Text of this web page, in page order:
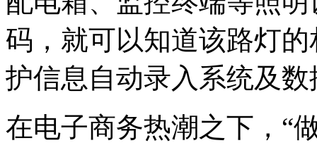
码，就可以知道该路灯
护信息自动录入系统及
在电子商务热潮之下，“